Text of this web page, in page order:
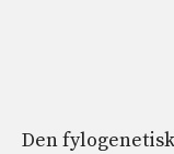
Den